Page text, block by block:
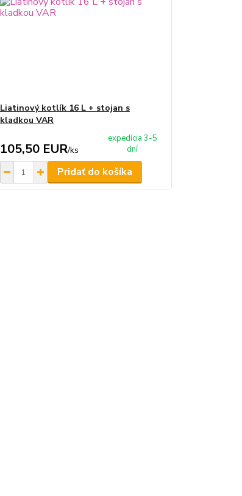
Liatinový kotlík 16 L + stojan s
kladkou VAR
105,50 EUR/ks
expedícia 3-5
dní
Pridať do košíka